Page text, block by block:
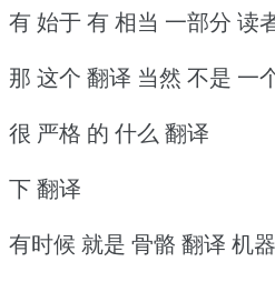
有 始于 有 相当 一部分 读
那 这个 翻译 当然 不是 一
很 严格 的 什么 翻译
下 翻译
有时候 就是 骨骼 翻译 机